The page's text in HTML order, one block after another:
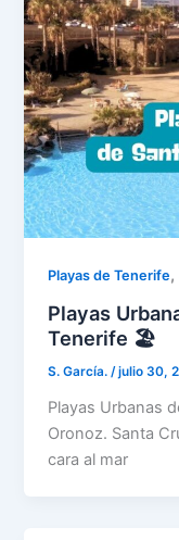
Playas de Tenerife,
Playas
Tenerife 🏖️
S. García./julio 30,
Playas Urbanas
Oronoz. Santa
cara al mar